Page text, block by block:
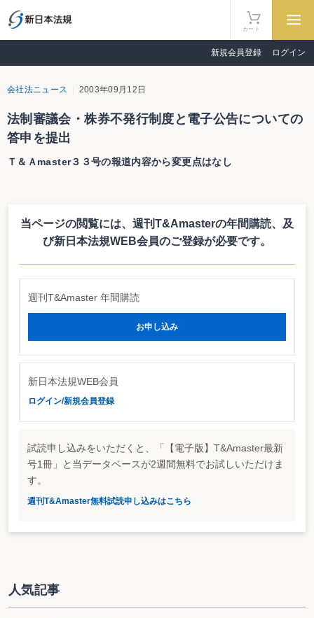
カート
新規会員登録 ログイン
会社法ニュース 2003年09月12日
法制審議会・株券不発行制度と電子公告についての
答申を提出
Ｔ＆Ａmaster３３号の報道内容から変更点はなし
び電子公告制度を導入するという内容の商法改正を提案するもの。なお、Ｔ＆
Ａmaster３３号（９月１日号の４ページから６ページ）の報道内容から変更点
できる」とされており、ほとんどの中小企業が株券を発行していないという実
まれている。
また、電子公告制度が導入されることで、インターネットによる公告が可能
となり、公告の使い勝手が改善されることとなる。改正案は早ければ今年中に
http://www.moj.go.jp/SHINGI/030910-2-1.pdf
http://www.moj.go.jp/SHINGI/030910-2-2.pdf
当ページの閲覧には、週刊T&Amasterの年間購読、 及
び新日本法規WEB会員のご登録が必要です。
週刊T&Amaster 年間購読
お申し込み
新日本法規WEB会員
ログイン/新規会員登録
試読申し込みをいただくと、「【電子版】T&Amaster最新
号1冊」と当データベースが2週間無料でお試しいただけま
す。
週刊T&Amaster無料試読申し込みはこちら
人気記事